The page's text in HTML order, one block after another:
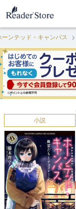
ーンテッド・キャンパス
小説